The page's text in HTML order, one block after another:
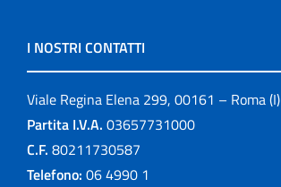
I NOSTRI CONTATTI
Viale Regina Elena 299, 00161 – Roma (I)
Partita I.V.A. 03657731000
C.F. 80211730587
Telefono: 06 4990 1